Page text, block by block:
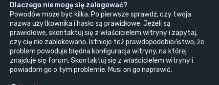
Dlaczego nie mogę się zalogować?
Powodów może być kilka. Po pierwsze sprawdź, czy twoja
nazwa użytkownika i hasło są prawidłowe. Jeżeli są
prawidłowe, skontaktuj się z właścicielem witryny i zapytaj,
czy cię nie zablokowano. Istnieje też prawdopodobieństwo, że
problem powoduje błędna konfiguracja witryny, na której
znajduje się forum. Skontaktuj się z właścicielem witryny i
powiadom go o tym problemie. Musi on go naprawić.